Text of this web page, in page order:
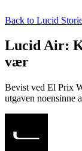
Back to Lucid
Lucid Air:
vær
Bevist ved El Prix
utgaven noensinne